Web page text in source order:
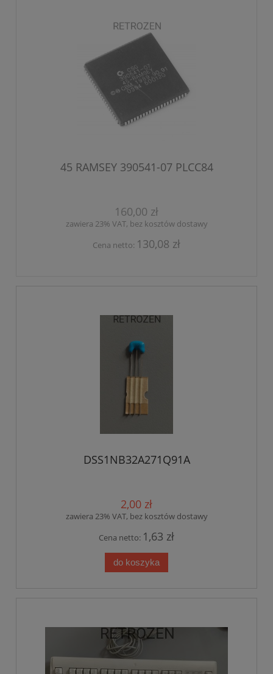
45 RAMSEY 390541-07 PLCC84
160,00 zł
zawiera 23% VAT, bez kosztów dostawy
Cena netto: 130,08 zł
DSS1NB32A271Q91A
2,00 zł
zawiera 23% VAT, bez kosztów dostawy
Cena netto: 1,63 zł
do koszyka